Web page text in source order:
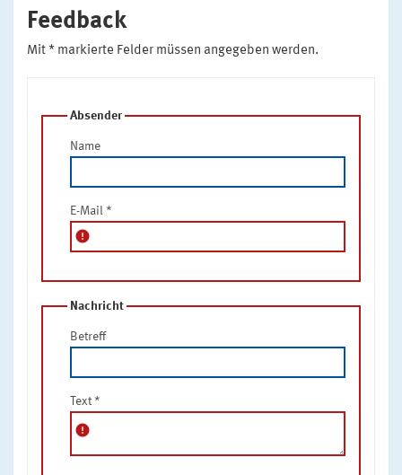
Feedback
Mit * markierte Felder müssen angegeben werden.
Absender
Name
E-Mail *
error
Nachricht
Betreff
Text *
error